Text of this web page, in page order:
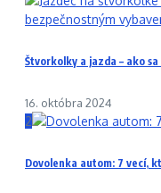
Štvorkolky a jazda – ako
16. októbra 2024
2
Dovolenka autom: 7 vecí,